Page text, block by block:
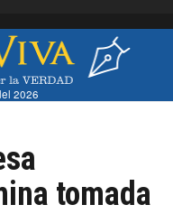
navigation
2026
tomada